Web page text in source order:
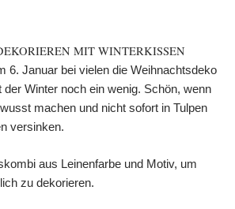
MIT WINTERKISSEN
6. Januar bei vielen die Weihnachtsdeko
Winter noch ein wenig. Schön, wenn
machen und nicht sofort in Tulpen
versinken.
aus Leinenfarbe und Motiv, um
zu dekorieren.